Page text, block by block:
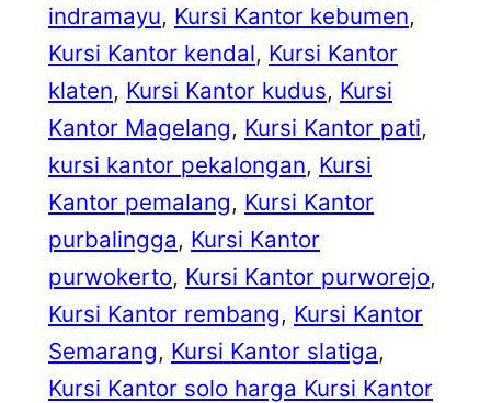
indramayu, Kursi Kantor kebumen
Kursi Kantor kendal, Kursi Kantor
klaten, Kursi Kantor kudus, Kursi
Kantor Magelang, Kursi Kantor pati
kursi kantor pekalongan, Kursi
Kantor pemalang, Kursi Kantor
purbalingga, Kursi Kantor
purwokerto, Kursi Kantor purworejo
Kursi Kantor rembang, Kursi Kantor
Semarang, Kursi Kantor slatiga
Kursi Kantor solo harga Kursi Kantor